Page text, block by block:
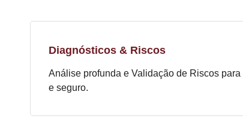
Diagnósticos & Riscos
Análise profunda e Validação de Riscos
e seguro.